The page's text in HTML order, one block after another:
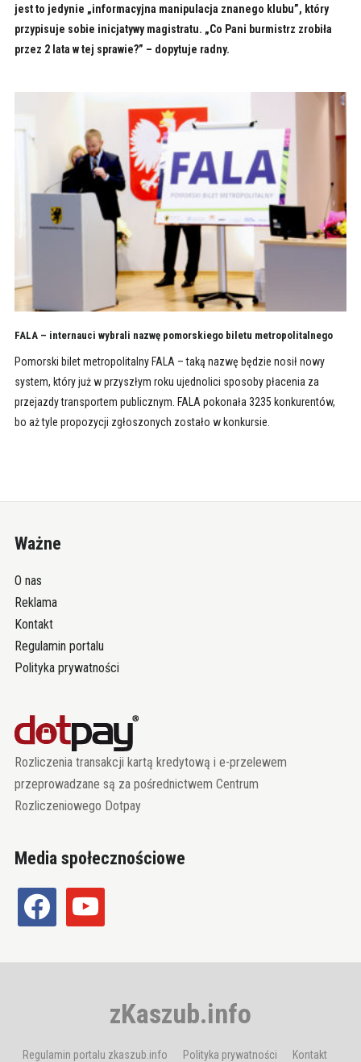
jest to jedynie „informacyjna manipulacja znanego klubu”, który
przypisuje sobie inicjatywy magistratu. „Co Pani burmistrz zrobiła
przez 2 lata w tej sprawie?” – dopytuje radny.
FALA – internauci wybrali nazwę pomorskiego biletu metropolitalnego
Pomorski bilet metropolitalny FALA – taką nazwę będzie nosił nowy
system, który już w przyszłym roku ujednolici sposoby płacenia za
przejazdy transportem publicznym. FALA pokonała 3235 konkurentów,
bo aż tyle propozycji zgłoszonych zostało w konkursie.
Ważne
O nas
Reklama
Kontakt
Regulamin portalu
Polityka prywatności
Rozliczenia transakcji kartą kredytową i e-przelewem
przeprowadzane są za pośrednictwem Centrum
Rozliczeniowego Dotpay
Media społecznościowe
facebook youtube
zKaszub.info
Regulamin portalu zkaszub.info Polityka prywatności Kontakt